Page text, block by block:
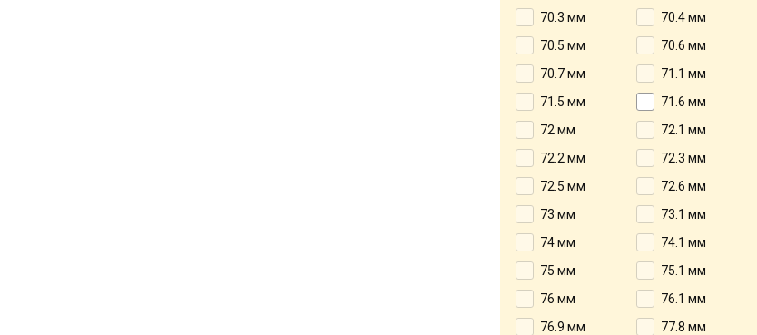
70.3 мм
70.4 мм
70.5 мм
70.6 мм
70.7 мм
71.1 мм
71.5 мм
71.6 мм
72 мм
72.1 мм
72.2 мм
72.3 мм
72.5 мм
72.6 мм
73 мм
73.1 мм
74 мм
74.1 мм
75 мм
75.1 мм
76 мм
76.1 мм
76.9 мм
77.8 мм